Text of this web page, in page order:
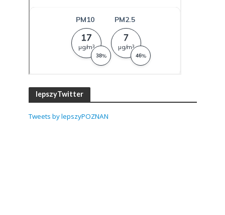
lepszyTwitter
Tweets by lepszyPOZNAN